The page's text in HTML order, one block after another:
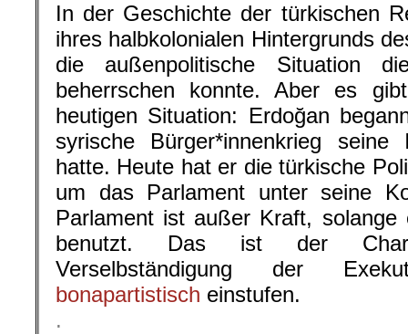
In der Geschichte der türkischen
ihres halbkolonialen Hintergrunds
die außenpolitische Situation
beherrschen konnte. Aber es
heutigen Situation: Erdoğan
syrische Bürger*innenkrieg seine
hatte. Heute hat er die türkische
um das Parlament unter seine
Parlament ist außer Kraft, solange
benutzt. Das ist der
Verselbständigung der
bonapartistisch einstufen.
.